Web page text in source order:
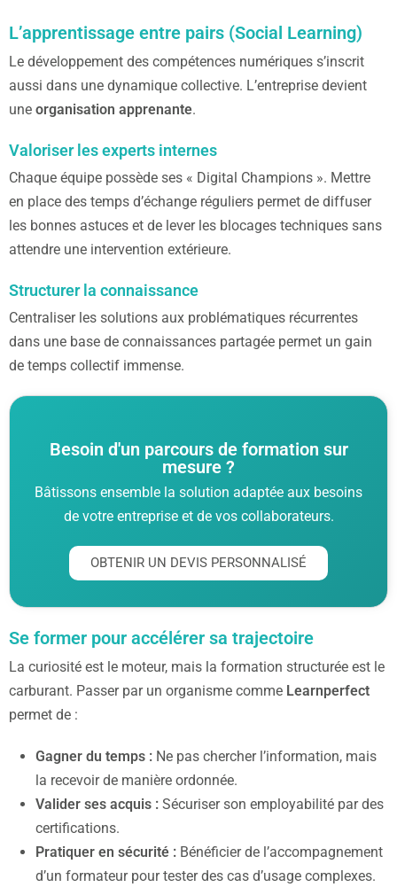
L’apprentissage entre pairs (Social Learning)
Le développement des compétences numériques s’inscrit
aussi dans une dynamique collective. L’entreprise devient
une organisation apprenante.
Valoriser les experts internes
Chaque équipe possède ses « Digital Champions ». Mettre
en place des temps d’échange réguliers permet de diffuser
les bonnes astuces et de lever les blocages techniques sans
attendre une intervention extérieure.
Structurer la connaissance
Centraliser les solutions aux problématiques récurrentes
dans une base de connaissances partagée permet un gain
de temps collectif immense.
Besoin d'un parcours de formation sur
mesure ?
Bâtissons ensemble la solution adaptée aux besoins
de votre entreprise et de vos collaborateurs.
OBTENIR UN DEVIS PERSONNALISÉ
Se former pour accélérer sa trajectoire
La curiosité est le moteur, mais la formation structurée est le
carburant. Passer par un organisme comme Learnperfect
permet de :
Gagner du temps : Ne pas chercher l’information, mais
la recevoir de manière ordonnée.
Valider ses acquis : Sécuriser son employabilité par des
certifications.
Pratiquer en sécurité : Bénéficier de l’accompagnement
d’un formateur pour tester des cas d’usage complexes.